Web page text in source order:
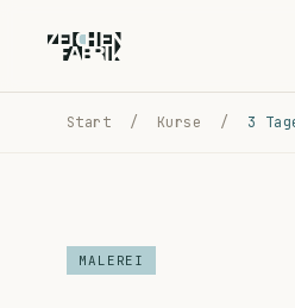
Start / Kurse / 3
MALEREI